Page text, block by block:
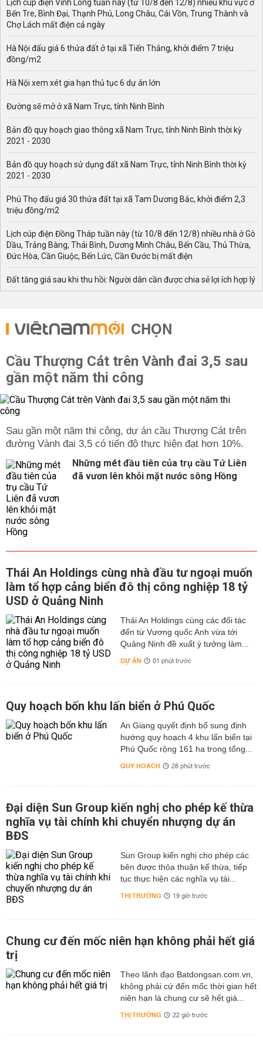
Lịch cúp điện Vĩnh Long tuần này (từ 10/8 đến 12/8) nhiều khu vực ở
Bến Tre, Bình Đại, Thạnh Phú, Long Châu, Cái Vồn, Trung Thành và
Chợ Lách mất điện cả ngày
Hà Nội đấu giá 6 thửa đất ở tại xã Tiến Thắng, khởi điểm 7 triệu
đồng/m2
Hà Nội xem xét gia hạn thủ tục 6 dự án lớn
Đường sẽ mở ở xã Nam Trực, tỉnh Ninh Bình
Bản đồ quy hoạch giao thông xã Nam Trực, tỉnh Ninh Bình thời kỳ
2021 - 2030
Bản đồ quy hoạch sử dụng đất xã Nam Trực, tỉnh Ninh Bình thời kỳ
2021 - 2030
Phú Thọ đấu giá 30 thửa đất tại xã Tam Dương Bắc, khởi điểm 2,3
triệu đồng/m2
Lịch cúp điện Đồng Tháp tuần này (từ 10/8 đến 12/8) nhiều nhà ở Gò
Dầu, Trảng Bàng, Thái Bình, Dương Minh Châu, Bến Cầu, Thủ Thừa,
Đức Hòa, Cần Giuộc, Bến Lức, Cần Đước bị mất điện
Đất tăng giá sau khi thu hồi: Người dân cần được chia sẻ lợi ích hợp lý
CHỌN
Cầu Thượng Cát trên Vành đai 3,5 sau
gần một năm thi công
Sau gần một năm thi công, dự án cầu Thượng Cát trên
đường Vành đai 3,5 có tiến độ thực hiện đạt hơn 10%.
Những mét đầu tiên của trụ cầu Tứ Liên
đã vươn lên khỏi mặt nước sông Hồng
Thái An Holdings cùng nhà đầu tư ngoại muốn
làm tổ hợp cảng biển đô thị công nghiệp 18 tỷ
USD ở Quảng Ninh
Thái An Holdings cùng các đối tác
đến từ Vương quốc Anh vừa tới
Quảng Ninh đề xuất ý tưởng làm...
DỰ ÁN 01 phút trước
Quy hoạch bốn khu lấn biển ở Phú Quốc
An Giang quyết định bổ sung định
hướng quy hoạch 4 khu lấn biển tại
Phú Quốc rộng 161 ha trong tổng...
QUY HOẠCH 28 phút trước
Đại diện Sun Group kiến nghị cho phép kế thừa
nghĩa vụ tài chính khi chuyển nhượng dự án
BĐS
Sun Group kiến nghị cho phép các
bên được thỏa thuận kế thừa, tiếp
tục thực hiện các nghĩa vụ tài...
THỊ TRƯỜNG 19 giờ trước
Chung cư đến mốc niên hạn không phải hết giá
trị
Theo lãnh đạo Batdongsan.com.vn,
không phải cứ đến mốc thời gian hết
niên hạn là chung cư sẽ hết giá...
THỊ TRƯỜNG 22 giờ trước